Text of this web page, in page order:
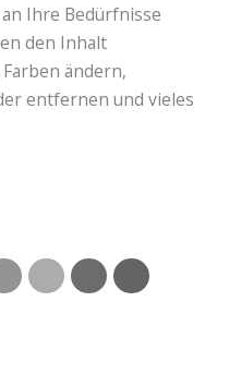
Ihre Bedürfnisse
den Inhalt
ändern,
entfernen und vieles